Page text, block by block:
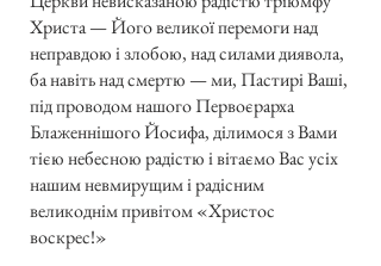
Христа — Його великої перемоги над
неправдою і злобою, над силами диявола,
ба навіть над смертю — ми, Пастирі Ваші,
під проводом нашого Первоєрарха
Блаженнішого Йосифа, ділимося з Вами
тією небесною радістю і вітаємо Вас усіх
нашим невмирущим і радісним
великоднім привітом «Христос
воскрес!»